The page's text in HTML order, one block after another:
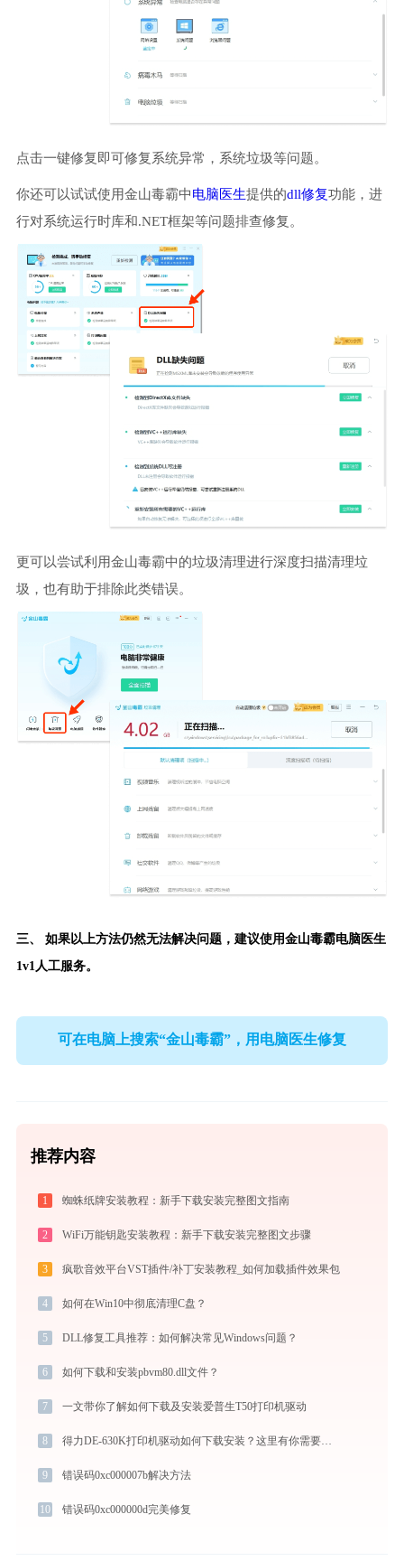
点击一键修复即可修复系统异常，系统垃圾等问题。
你还可以试试使用金山毒霸中电脑医生提供的dll修复功能，进
行对系统运行时库和.NET框架等问题排查修复。
更可以尝试利用金山毒霸中的垃圾清理进行深度扫描清理垃
圾，也有助于排除此类错误。
三、 如果以上方法仍然无法解决问题，建议使用金山毒霸电脑医生
1v1人工服务。
可在电脑上搜索“金山毒霸”，用电脑医生修复
推荐内容
1 蜘蛛纸牌安装教程：新手下载安装完整图文指南
2 WiFi万能钥匙安装教程：新手下载安装完整图文步骤
3 疯歌音效平台VST插件/补丁安装教程_如何加载插件效果包
4 如何在Win10中彻底清理C盘？
5 DLL修复工具推荐：如何解决常见Windows问题？
6 如何下载和安装pbvm80.dll文件？
7 一文带你了解如何下载及安装爱普生T50打印机驱动
8 得力DE-630K打印机驱动如何下载安装？这里有你需要的所有信息
9 错误码0xc000007b解决方法
10 错误码0xc000000d完美修复